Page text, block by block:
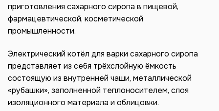
приготовления сахарного сиропа в пищевой,
фармацевтической, косметической
промышленности.
Электрический котёл для варки сахарного сиропа
представляет из себя трёхслойную ёмкость
состоящую из внутренней чаши, металлической
«рубашки», заполненной теплоносителем, слоя
изоляционного материала и облицовки.